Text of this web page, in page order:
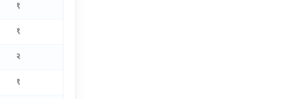
१
१
२
१